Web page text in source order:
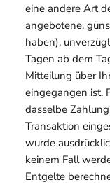
eine andere Art
angebotene,
haben),
Tagen ab dem
Mitteilung über
eingegangen ist.
dasselbe
Transaktion
wurde
keinem Fall
Entgelte